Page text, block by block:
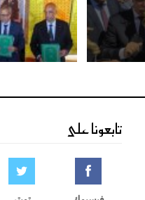
تابعونا على